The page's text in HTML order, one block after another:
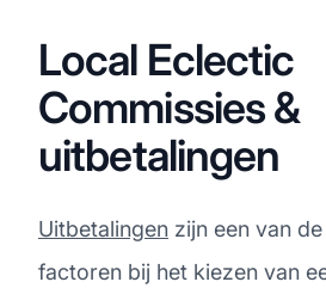
Local Eclectic
Commissies &
uitbetalingen
Uitbetalingen zijn een van
factoren bij het kiezen van